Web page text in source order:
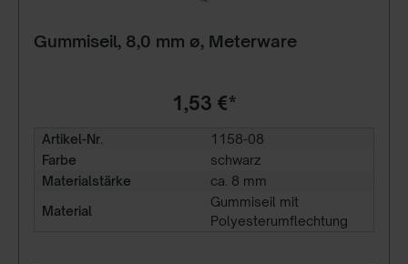
Gummiseil, 8,0 mm ø, Meterware
1,53 €*
Artikel-Nr.
1158-08
Farbe
schwarz
Materialstärke
ca. 8 mm
Material
Gummiseil mit
Polyesterumflechtung